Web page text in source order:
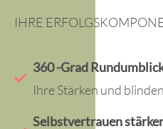
IHRE
360 -Grad
Ihre Stärken und
Selbstvertrauen